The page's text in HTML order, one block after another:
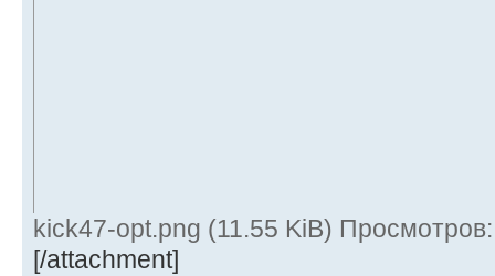
kick47-opt.png (11.55 KiB)
[/attachment]